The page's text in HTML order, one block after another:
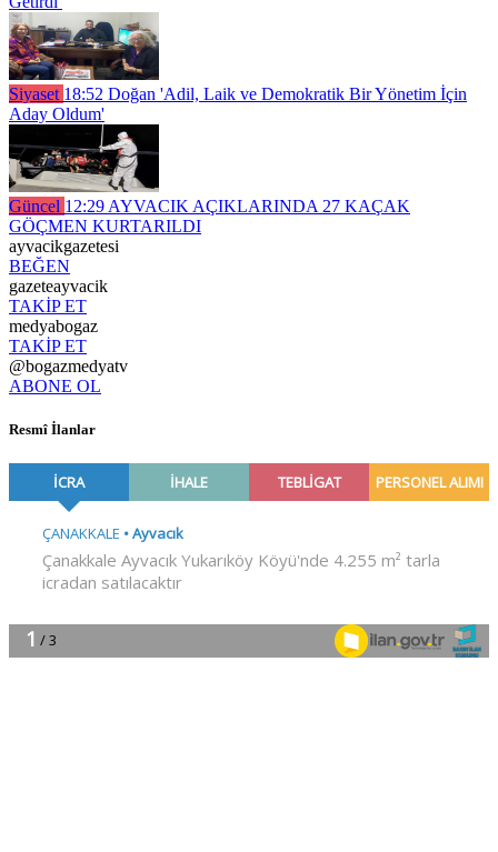
Siyaset 18:52 Doğan 'Adil, Laik ve Demokratik Bir Yönetim İçin
Aday Oldum'
Güncel 12:29 AYVACIK AÇIKLARINDA 27 KAÇAK
GÖÇMEN KURTARILDI
ayvacikgazetesi
BEĞEN
gazeteayvacik
TAKİP ET
medyabogaz
TAKİP ET
@bogazmedyatv
ABONE OL
Resmî İlanlar